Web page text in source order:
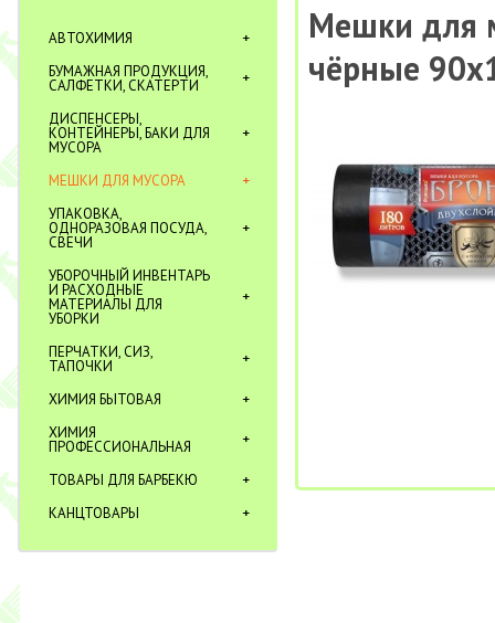
АВТОХИМИЯ
БУМАЖНАЯ ПРОДУКЦИЯ,
САЛФЕТКИ, СКАТЕРТИ
ДИСПЕНСЕРЫ,
КОНТЕЙНЕРЫ, БАКИ ДЛЯ
МУСОРА
МЕШКИ ДЛЯ МУСОРА
УПАКОВКА,
ОДНОРАЗОВАЯ ПОСУДА,
СВЕЧИ
УБОРОЧНЫЙ ИНВЕНТАРЬ
И РАСХОДНЫЕ
МАТЕРИАЛЫ ДЛЯ
УБОРКИ
ПЕРЧАТКИ, СИЗ,
ТАПОЧКИ
ХИМИЯ БЫТОВАЯ
ХИМИЯ
ПРОФЕССИОНАЛЬНАЯ
ТОВАРЫ ДЛЯ БАРБЕКЮ
КАНЦТОВАРЫ
Мешки для
чёрные